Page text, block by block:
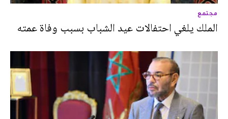
مجتمع
الملك يلغي احتفالات عيد الشباب بسبب وفاة عمته